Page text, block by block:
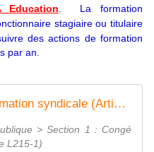
Education . La formation
stagiaire ou titulaire
des actions de formation
par an.
Section 1 : Congé pour formation syndicale (Article L215-1) - Légifrance
> Section 1 : Congé
L215-1)